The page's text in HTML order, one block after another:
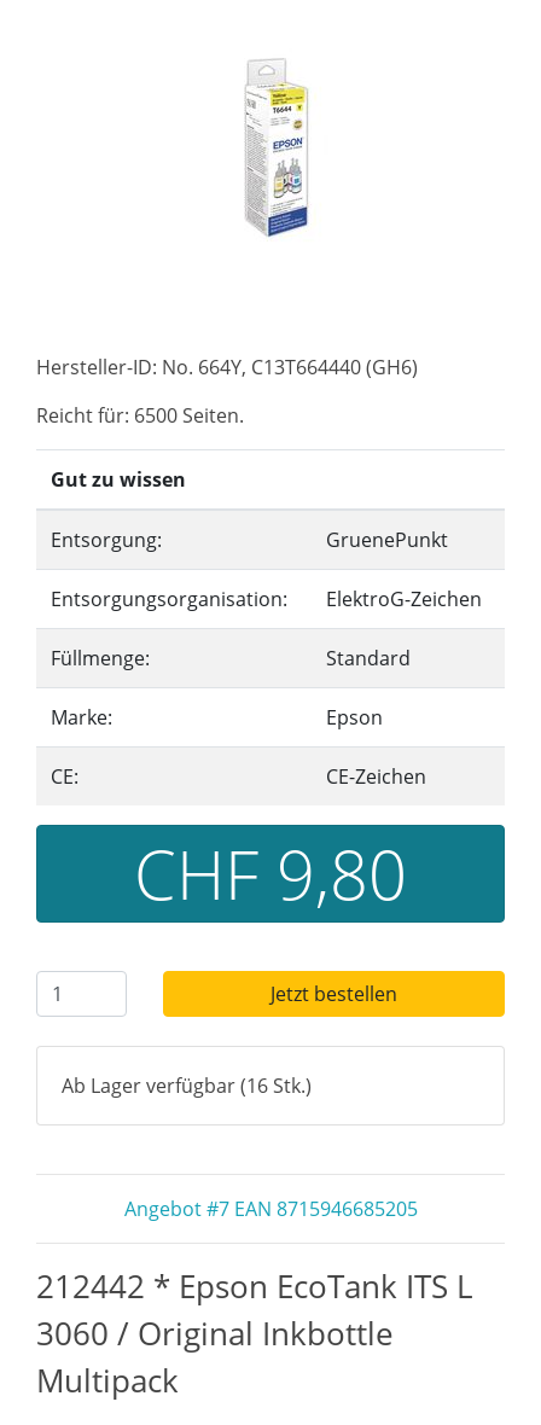
Hersteller-ID: No. 664Y, C13T664440 (GH6)
Reicht für: 6500 Seiten.
Gut zu wissen
Entsorgung: GruenePunkt
Entsorgungsorganisation: ElektroG-Zeichen
Füllmenge: Standard
Marke: Epson
CE: CE-Zeichen
CHF 9,80
Jetzt bestellen
Ab Lager verfügbar (16 Stk.)
Angebot #7 EAN 8715946685205
212442 * Epson EcoTank ITS L
3060 / Original Inkbottle
Multipack